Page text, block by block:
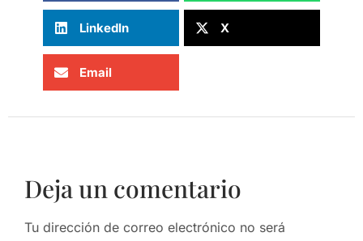
LinkedIn X
Email
Deja un comentario
Tu dirección de correo electrónico no será